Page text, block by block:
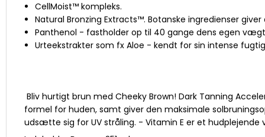
CellMoist™ kompleks.
Natural Bronzing Extracts™. Botanske ingredienser
Panthenol - fastholder op til 40 gange dens egen
Urteekstrakter som fx Aloe - kendt for sin intense
Bliv hurtigt brun med Cheeky Brown! Dark Tanning
formel for huden, samt giver den maksimale
udsætte sig for UV stråling. - Vitamin E er et